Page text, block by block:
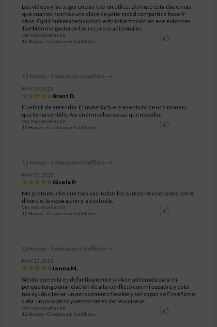
Los videos y las sugerencias fueron útiles. Disfruté esta clase más
que cuando hicimos una clase de paternidad compartida hace 9
años. Ojalá hubiera tenido toda esta información en ese entonces.
También me gustaron los recursos adicionales.
Ver más reseñas de
12 Horas - Crianza sin Conflicto
12 Horas - Crianza sin Conflicto
MAY 25, 2023
Brant B.
Fue fácil de entender. El material fue presentado de una manera
que tenía sentido. Aprendí muchas cosas que no sabía.
Ver más reseñas de
12 Horas - Crianza sin Conflicto
12 Horas - Crianza sin Conflicto
MAY 23, 2023
Gisela P.
Me gustó mucho que toca casi todos los puntos relacionados con el
divorcio, la separación y la custodia.
Ver más reseñas de
12 Horas - Crianza sin Conflicto
12 Horas - Crianza sin Conflicto
MAY 23, 2023
Jenna M.
Siento que esta es definitivamente la clase adecuada para mí
porque tengo una relación de alto conflicto con mi copadre y esto
me ayuda a tener un pensamiento flexible y ser capaz de Enséñame
a dar un paso atrás y pensar antes de reaccionar.
Ver más reseñas de
12 Horas - Crianza sin Conflicto